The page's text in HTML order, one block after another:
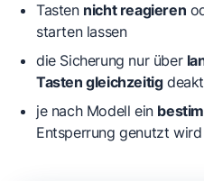
Tasten nicht reagieren
starten lassen
die Sicherung nur über
Tasten gleichzeitig
je nach Modell ein
Entsperrung genutzt wird